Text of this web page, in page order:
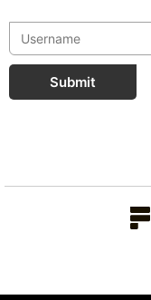
Submit